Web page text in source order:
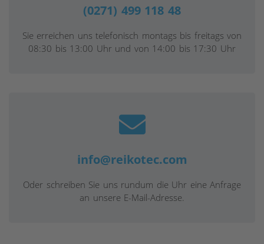
(0271) 499 118 48
Sie erreichen uns telefonisch montags bis freitags von
08:30 bis 13:00 Uhr und von 14:00 bis 17:30 Uhr
info@reikotec.com
Oder schreiben Sie uns rundum die Uhr eine Anfrage
an unsere E-Mail-Adresse.